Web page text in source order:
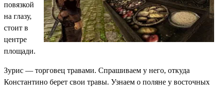
повязкой
на глазу,
стоит в
центре
площади.
Зурис — торговец травами. Спрашиваем у него, откуда
Константино берет свои травы. Узнаем о поляне у восточных